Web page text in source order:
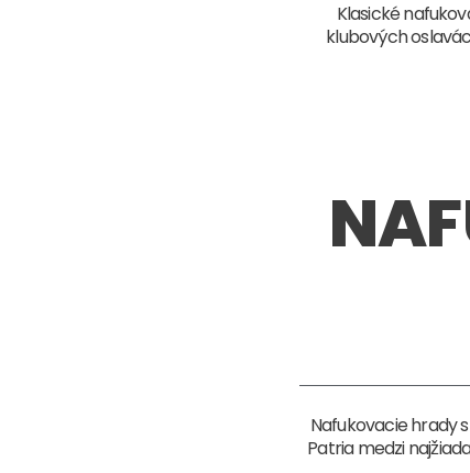
Klasické
klubových
Nafukovacie hrady
Patria medzi